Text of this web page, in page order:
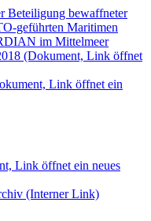
Beteiligung bewaffneter
geführten Maritimen
im Mittelmeer
(Dokument, Link öffnet
Link öffnet ein
Link öffnet ein neues
(Interner Link)